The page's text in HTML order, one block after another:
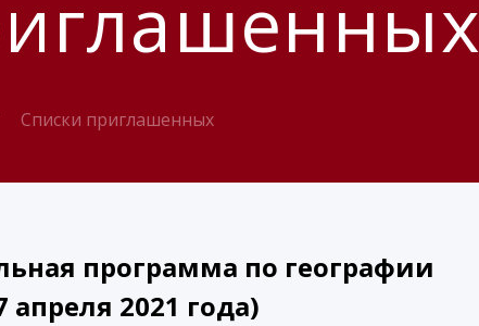
Списки приглашенных
программа по географии
апреля 2021 года)